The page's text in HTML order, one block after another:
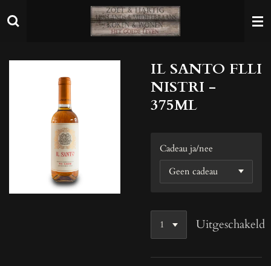
direct
IL SANTO FLLI
NISTRI -
375ML
Cadeau ja/nee
Uitgeschakeld